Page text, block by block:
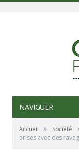
NAVIGUER
Accueil » Société
prises avec des